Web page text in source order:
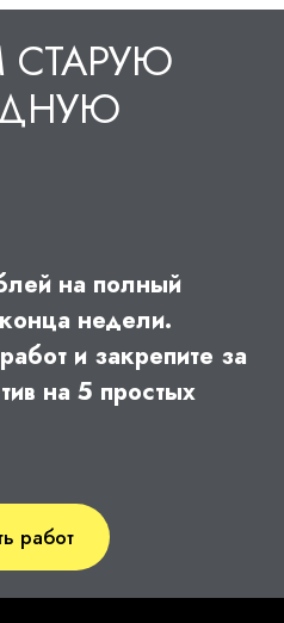
СТАРУЮ
на полный
недели.
и закрепите за
на 5 простых
работ